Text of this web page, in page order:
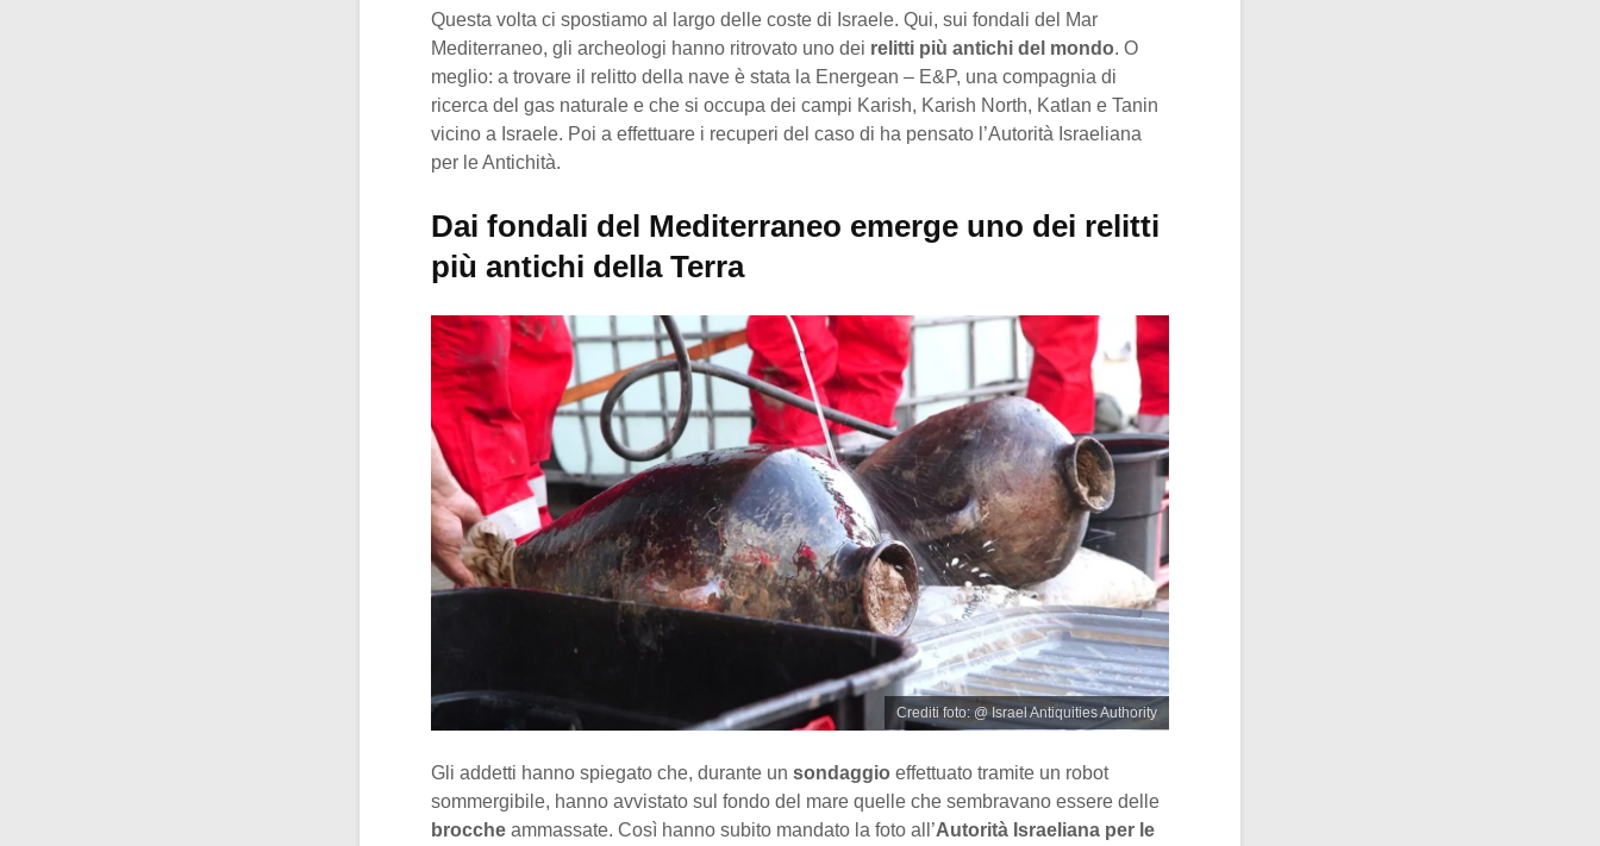
Questa volta ci spostiamo al largo delle coste di Israele. Qui, sui fondali del Mar
Mediterraneo, gli archeologi hanno ritrovato uno dei relitti più antichi del mondo. O
meglio: a trovare il relitto della nave è stata la Energean – E&P, una compagnia di
ricerca del gas naturale e che si occupa dei campi Karish, Karish North, Katlan e Tanin
vicino a Israele. Poi a effettuare i recuperi del caso di ha pensato l’Autorità Israeliana
per le Antichità.
Dai fondali del Mediterraneo emerge uno dei relitti
più antichi della Terra
Crediti foto: @ Israel Antiquities Authority
Gli addetti hanno spiegato che, durante un sondaggio effettuato tramite un robot
sommergibile, hanno avvistato sul fondo del mare quelle che sembravano essere delle
brocche ammassate. Così hanno subito mandato la foto all’Autorità Israeliana per le